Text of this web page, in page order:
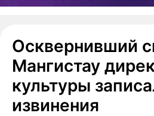
Осквернивший
Мангистау
культуры
извинения